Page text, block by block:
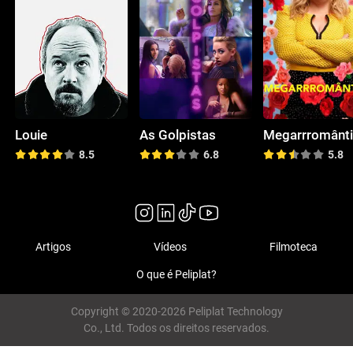
Louie
8.5
As Golpistas
6.8 5.8
Artigos Vídeos Filmoteca
O que é Peliplat?
Copyright © 2020-2026 Peliplat Technology
Co., Ltd. Todos os direitos reservados.